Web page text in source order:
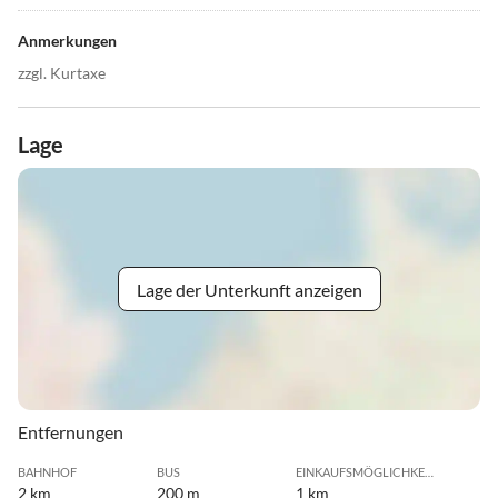
Anmerkungen
zzgl. Kurtaxe
Lage
Lage der Unterkunft anzeigen
Entfernungen
BAHNHOF
2 km
BUS
200 m
EINKAUFSMÖGLICHKEIT
1 km